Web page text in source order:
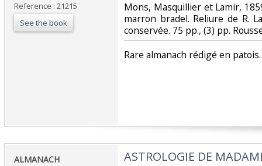
Reference : 21215
See the book
‎Mons, Masquillier et Lamir,
marron bradel. Reliure de R.
conservée. 75 pp., (3) pp.
‎Rare almanach rédigé en
‎ALMANACH‎ ‎ASTROLOGIE DE